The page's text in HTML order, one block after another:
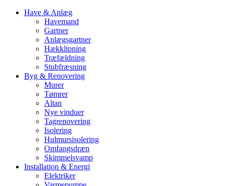
Have & Anlæg
Havemand
Gartner
Anlægsgartner
Hækklipning
Træfældning
Stubfræsning
Byg & Renovering
Murer
Tømrer
Altan
Nye vinduer
Tagrenovering
Isolering
Hulmursisolering
Omfangsdræn
Skimmelsvamp
Installation & Energi
Elektriker